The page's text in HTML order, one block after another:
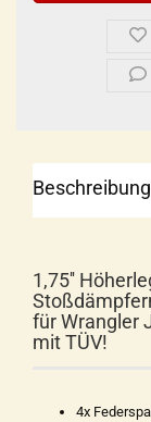
Beschreibung
1,75''
für Wrangler
mit TÜV!
4x